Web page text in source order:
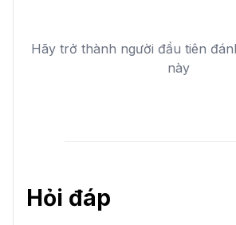
Hãy trở thành người đầu tiên
này
Hỏi đáp